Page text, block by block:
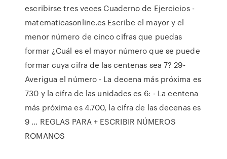
escribirse tres veces Cuaderno de Ejercicios -
matematicasonline.es Escribe el mayor y el
menor número de cinco cifras que puedas
formar ¿Cuál es el mayor número que se puede
formar cuya cifra de las centenas sea 7? 29-
Averigua el número - La decena más próxima es
730 y la cifra de las unidades es 6: - La centena
más próxima es 4.700, la cifra de las decenas es
9 … REGLAS PARA + ESCRIBIR NÚMEROS
ROMANOS